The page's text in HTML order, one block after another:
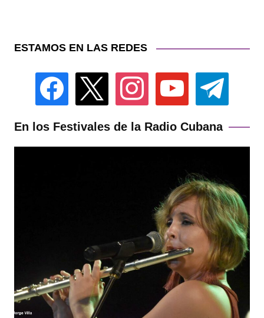
ESTAMOS EN LAS REDES
facebook instagram youtube telegram
En los Festivales de la Radio Cubana